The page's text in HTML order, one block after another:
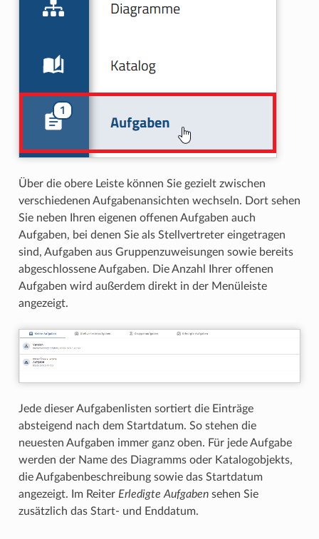
Über die obere Leiste können Sie gezielt zwischen
verschiedenen Aufgabenansichten wechseln. Dort sehen
Sie neben Ihren eigenen offenen Aufgaben auch
Aufgaben, bei denen Sie als Stellvertreter eingetragen
sind, Aufgaben aus Gruppenzuweisungen sowie bereits
abgeschlossene Aufgaben. Die Anzahl Ihrer offenen
Aufgaben wird außerdem direkt in der Menüleiste
angezeigt.
Jede dieser Aufgabenlisten sortiert die Einträge
absteigend nach dem Startdatum. So stehen die
neuesten Aufgaben immer ganz oben. Für jede Aufgabe
werden der Name des Diagramms oder Katalogobjekts,
die Aufgabenbeschreibung sowie das Startdatum
angezeigt. Im Reiter Erledigte Aufgabensehen Sie
zusätzlich das Start- und Enddatum.